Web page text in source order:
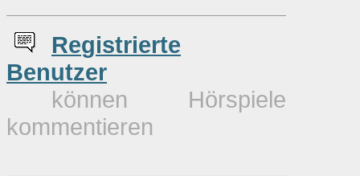
Registrierte
Benutzer
können Hörspiele
kommentieren